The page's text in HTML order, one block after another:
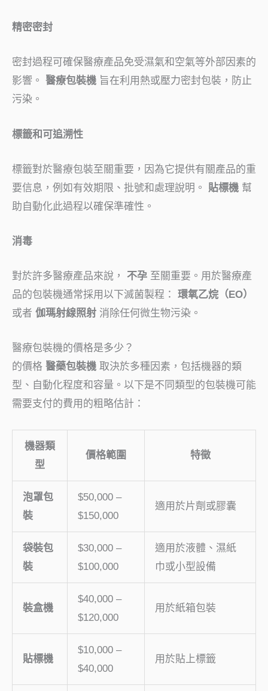
精密密封
密封過程可確保醫療產品免受濕氣和空氣等外部因素的
影響。 醫療包裝機 旨在利用熱或壓力密封包裝，防止
污染。
標籤和可追溯性
標籤對於醫療包裝至關重要，因為它提供有關產品的重
要信息，例如有效期限、批號和處理說明。 貼標機 幫
助自動化此過程以確保準確性。
消毒
對於許多醫療產品來說， 不孕 至關重要。用於醫療產
品的包裝機通常採用以下滅菌製程： 環氧乙烷（EO）
或者 伽瑪射線照射 消除任何微生物污染。
醫療包裝機的價格是多少？
的價格 醫藥包裝機 取決於多種因素，包括機器的類
型、自動化程度和容量。以下是不同類型的包裝機可能
需要支付的費用的粗略估計：
機器類
型
價格範圍 特徵
泡罩包
裝
$50,000 –
$150,000
適用於片劑或膠囊
袋裝包
裝
$30,000 –
$100,000
適用於液體、濕紙
巾或小型設備
裝盒機
$40,000 –
$120,000
用於紙箱包裝
貼標機
$10,000 –
$40,000
用於貼上標籤